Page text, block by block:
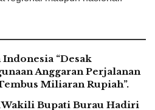
“Desak
Anggaran Perjalanan
Miliaran Rupiah”.
Wakili Bupati Burau Hadiri